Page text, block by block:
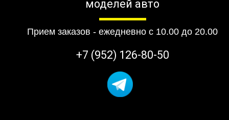
моделей авто
Прием заказов - ежедневно с 10.00 до 20.00
+7 (952) 126-80-50